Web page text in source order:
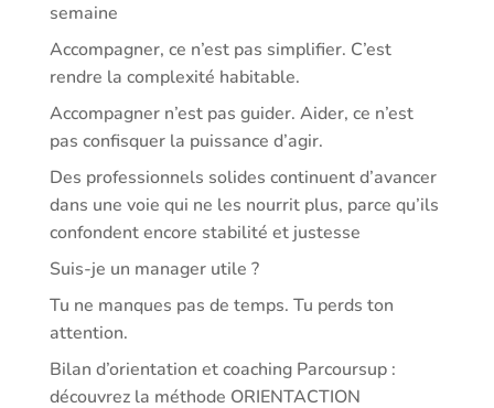
semaine
Accompagner, ce n’est pas simplifier. C’est
rendre la complexité habitable.
Accompagner n’est pas guider. Aider, ce n’est
pas confisquer la puissance d’agir.
Des professionnels solides continuent d’avancer
dans une voie qui ne les nourrit plus, parce qu’ils
confondent encore stabilité et justesse
Suis-je un manager utile ?
Tu ne manques pas de temps. Tu perds ton
attention.
Bilan d’orientation et coaching Parcoursup :
découvrez la méthode ORIENTACTION